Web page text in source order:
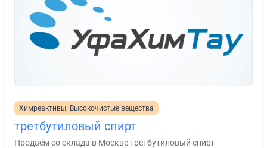
Химреактивы. Высокочистые вещества
третбутиловый спирт
Продаём со склада в Москве третбутиловый спирт